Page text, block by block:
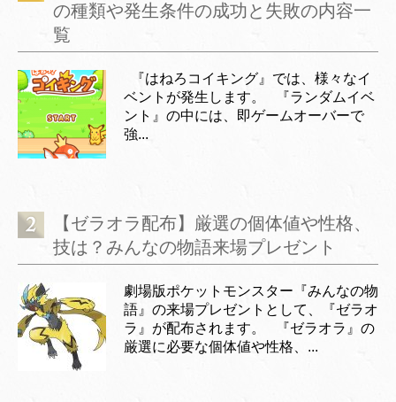
の種類や発生条件の成功と失敗の内容一
覧
『はねろコイキング』では、様々なイ
ベントが発生します。 『ランダムイベ
ント』の中には、即ゲームオーバーで
強...
【ゼラオラ配布】厳選の個体値や性格、
技は？みんなの物語来場プレゼント
劇場版ポケットモンスター『みんなの物
語』の来場プレゼントとして、『ゼラオ
ラ』が配布されます。 『ゼラオラ』の
厳選に必要な個体値や性格、...